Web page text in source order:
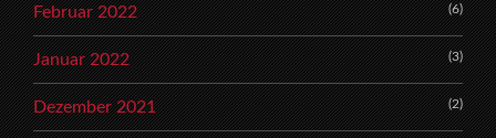
Februar 2022 (6)
Januar 2022 (3)
Dezember 2021 (2)